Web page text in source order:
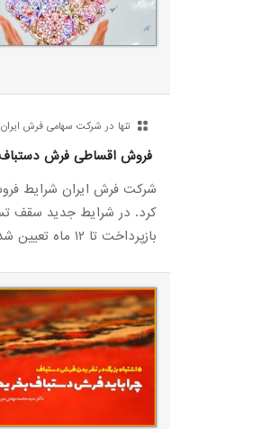
تنها در شرکت سهامی فرش ایران
فروش اقساطی فرش
شرکت فرش ایران شرایط
بازپرداخت تا ۱۲ ماه تعیین شد. همچنین شرایط و مدارک مورد نیاز تسهیل شد.